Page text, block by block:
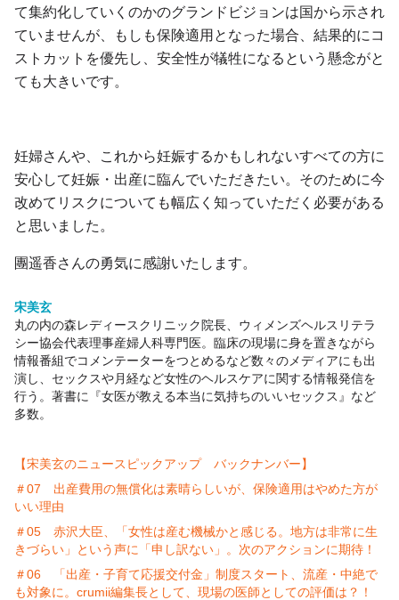
て集約化していくのかのグランドビジョンは国から示され
ていませんが、もしも保険適用となった場合、結果的にコ
ストカットを優先し、安全性が犠牲になるという懸念がと
ても大きいです。
妊婦さんや、これから妊娠するかもしれないすべての方に
安心して妊娠・出産に臨んでいただきたい。そのために今
改めてリスクについても幅広く知っていただく必要がある
と思いました。
團遥香さんの勇気に感謝いたします。
宋美玄
丸の内の森レディースクリニック 院長、ウィメンズヘルスリテラ
シー協会代表理事産婦人科専門医。臨床の現場に身を置きながら
情報番組でコメンテーターをつとめるなど数々のメディアにも出
演し、セックスや月経など女性のヘルスケアに関する情報発信を
行う。著書に『女医が教える本当に気持ちのいいセックス』など
多数。
【宋美玄のニュースピックアップ バックナンバー】
＃07 出産費用の無償化は素晴らしいが、保険適用はやめた方が
いい理由
＃05 赤沢大臣、「女性は産む機械かと感じる。地方は非常に生
きづらい」という声に「申し訳ない」。次のアクションに期待！
＃06 「出産・子育て応援交付金」制度スタート、流産・中絶で
も対象に。crumii編集長として、現場の医師としての評価は？！